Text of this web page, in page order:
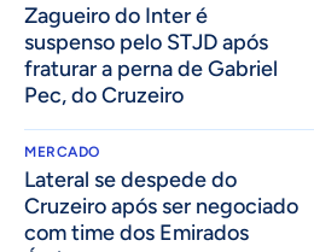
Zagueiro do Inter é
suspenso pelo STJD após
fraturar a perna de Gabriel
Pec, do Cruzeiro
MERCADO
Lateral se despede do
Cruzeiro após ser negociado
com time dos Emirados